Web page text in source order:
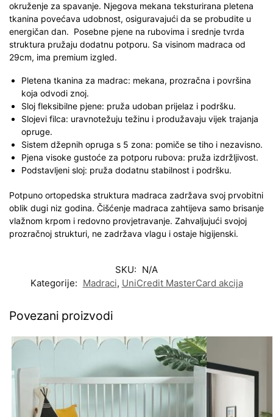
okruženje za spavanje. Njegova mekana teksturirana pletena
tkanina povećava udobnost, osiguravajući da se probudite u
energičan dan. Posebne pjene na rubovima i srednje tvrda
struktura pružaju dodatnu potporu. Sa visinom madraca od
29cm, ima premium izgled.
Pletena tkanina za madrac: mekana, prozračna i površina
koja odvodi znoj.
Sloj fleksibilne pjene: pruža udoban prijelaz i podršku.
Slojevi filca: uravnotežuju težinu i produžavaju vijek trajanja
opruge.
Sistem džepnih opruga s 5 zona: pomiče se tiho i nezavisno.
Pjena visoke gustoće za potporu rubova: pruža izdržljivost.
Podstavljeni sloj: pruža dodatnu stabilnost i podršku.
Potpuno ortopedska struktura madraca zadržava svoj prvobitni
oblik dugi niz godina. Čišćenje madraca zahtijeva samo brisanje
vlažnom krpom i redovno provjetravanje. Zahvaljujući svojoj
prozračnoj strukturi, ne zadržava vlagu i ostaje higijenski.
SKU: N/A
Kategorije: Madraci, UniCredit MasterCard akcija
Povezani proizvodi